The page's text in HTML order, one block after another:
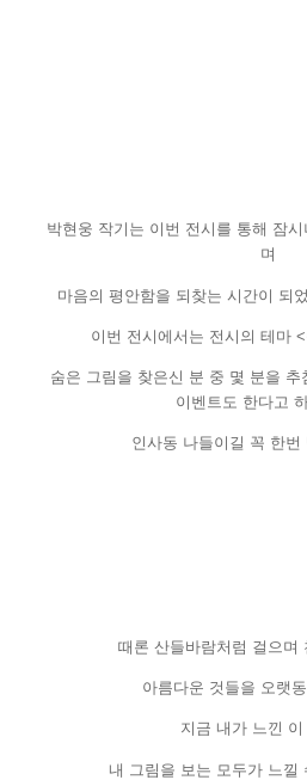
박현웅 작기는 이번 전시를 통해 잠
며
마음의 평안함을 되찾는 시간이 되
이번 전시에서는 전시의 테마 <
숨은 그림을 찾은신 분 중 몇 분을 추
이벤트도 한다고
인사동 나들이길 꼭 한번
때론 산들바람처럼 걸으며
아름다운 것들을 오랫
지금 내가 느낀 이
내 그림을 보는 모두가 느낄